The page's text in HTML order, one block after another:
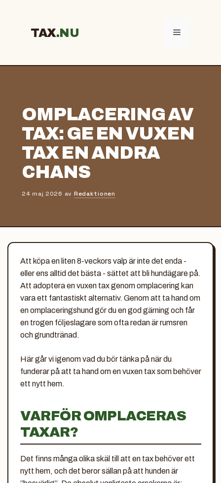
TAX Meny
OMPLACERING AV
TAX: GE EN VUXEN
TAX EN ANDRA
CHANS
24 maj 2026 av Redaktionen
Att köpa en liten 8-veckors valp är inte det enda -
eller ens alltid det bästa - sättet att bli hundägare på.
Att adoptera en vuxen tax genom omplacering kan
vara ett fantastiskt alternativ. Genom att ta hand om
en omplaceringshund gör du en god gärning och får
en trogen följeslagare som ofta redan är rumsren
och grundtränad.
Här går vi igenom vad du bör tänka på när du
funderar på att ta hand om en vuxen tax som behöver
ett nytt hem.
VARFÖR OMPLACERAS
TAXAR?
Det finns många olika skäl till att en tax behöver ett
nytt hem, och det beror sällan på att hunden är